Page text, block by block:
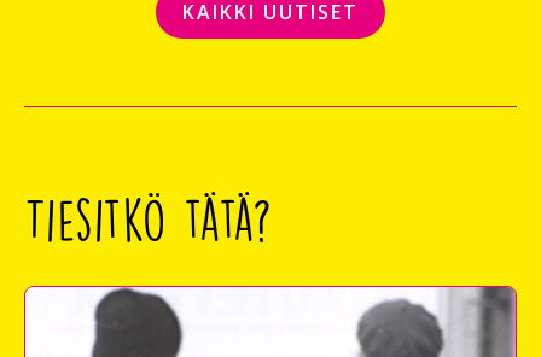
KAIKKI UUTISET
Tiesitkö tätä?